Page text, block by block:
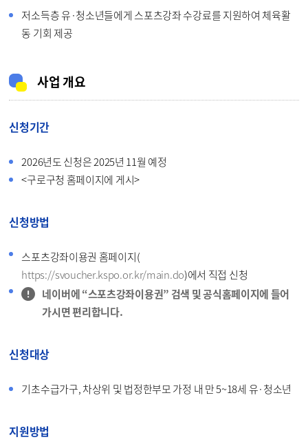
저소득층 유·청소년들에게 스포츠강좌 수강료를 지원하여 체육활
동 기회 제공
사업 개요
신청기간
2026년도 신청은 2025년 11월 예정
<구로구청 홈페이지에 게시>
신청방법
스포츠강좌이용권 홈페이지(
https://svoucher.kspo.or.kr/main.do)에서 직접 신청
네이버에 “스포츠강좌이용권” 검색 및 공식홈페이지에 들어
가시면 편리합니다.
신청대상
기초수급가구, 차상위 및 법정한부모 가정 내 만 5~18세 유·청소년
지원방법